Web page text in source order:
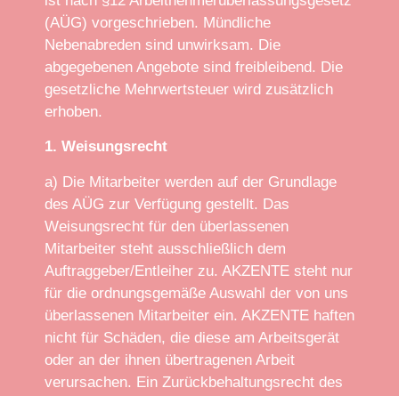
(AÜG) vorgeschrieben. Mündliche
Nebenabreden sind unwirksam. Die
abgegebenen Angebote sind freibleibend. Die
gesetzliche Mehrwertsteuer wird zusätzlich
erhoben.
1. Weisungsrecht
a) Die Mitarbeiter werden auf der Grundlage
des AÜG zur Verfügung gestellt. Das
Weisungsrecht für den überlassenen
Mitarbeiter steht ausschließlich dem
Auftraggeber/Entleiher zu. AKZENTE steht nur
für die ordnungsgemäße Auswahl der von uns
überlassenen Mitarbeiter ein. AKZENTE haften
nicht für Schäden, die diese am Arbeitsgerät
oder an der ihnen übertragenen Arbeit
verursachen. Ein Zurückbehaltungsrecht des